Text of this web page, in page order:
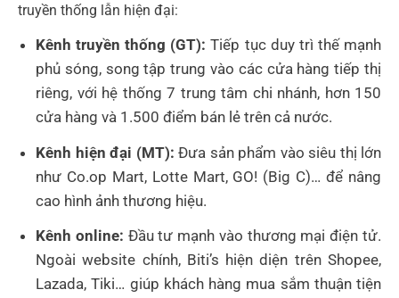
truyền thống lẫn hiện đại:
Kênh truyền thống (GT): Tiếp tục duy trì thế mạnh
phủ sóng, song tập trung vào các cửa hàng tiếp thị
riêng, với hệ thống 7 trung tâm chi nhánh, hơn 150
cửa hàng và 1.500 điểm bán lẻ trên cả nước.
Kênh hiện đại (MT): Đưa sản phẩm vào siêu thị lớn
như Co.op Mart, Lotte Mart, GO! (Big C)… để nâng
cao hình ảnh thương hiệu.
Kênh online: Đầu tư mạnh vào thương mại điện tử.
Ngoài website chính, Biti’s hiện diện trên Shopee,
Lazada, Tiki… giúp khách hàng mua sắm thuận tiện